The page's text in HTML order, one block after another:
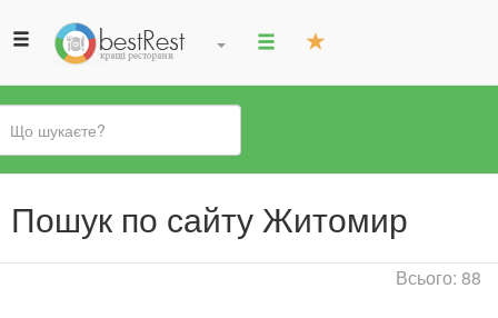
Ви
єПошук по сайту Житомир
Всього: 88